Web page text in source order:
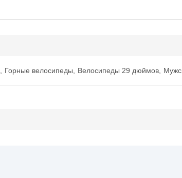
Горные велосипеды Велосипеды 29 дюймов